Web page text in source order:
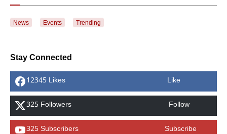
News Events Trending
Stay Connected
12345 Likes Like
325 Followers Follow
325 Subscribers Subscribe